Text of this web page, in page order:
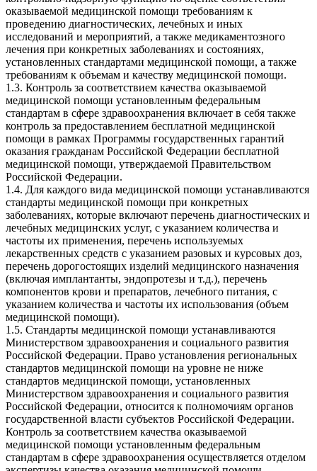
оказываемой медицинской помощи требованиям к
проведению диагностических, лечебных и иных
исследований и мероприятий, а также медикаментозного
лечения при конкретных заболеваниях и состояниях,
установленных стандартами медицинской помощи, а также
требованиям к объемам и качеству медицинской помощи.
1.3. Контроль за соответствием качества оказываемой
медицинской помощи установленным федеральным
стандартам в сфере здравоохранения включает в себя также
контроль за предоставлением бесплатной медицинской
помощи в рамках Программы государственных гарантий
оказания гражданам Российской Федерации бесплатной
медицинской помощи, утверждаемой Правительством
Российской Федерации.
1.4. Для каждого вида медицинской помощи устанавливаются
стандарты медицинской помощи при конкретных
заболеваниях, которые включают перечень диагностических и
лечебных медицинских услуг, с указанием количества и
частоты их применения, перечень используемых
лекарственных средств с указанием разовых и курсовых доз,
перечень дорогостоящих изделий медицинского назначения
(включая имплантанты, эндопротезы и т.д.), перечень
компонентов крови и препаратов, лечебного питания, с
указанием количества и частоты их использования (объем
медицинской помощи).
1.5. Стандарты медицинской помощи устанавливаются
Министерством здравоохранения и социального развития
Российской Федерации. Право установления региональных
стандартов медицинской помощи на уровне не ниже
стандартов медицинской помощи, установленных
Министерством здравоохранения и социального развития
Российской Федерации, относится к полномочиям органов
государственной власти субъектов Российской Федерации.
Контроль за соответствием качества оказываемой
медицинской помощи установленным федеральным
стандартам в сфере здравоохранения осуществляется отделом